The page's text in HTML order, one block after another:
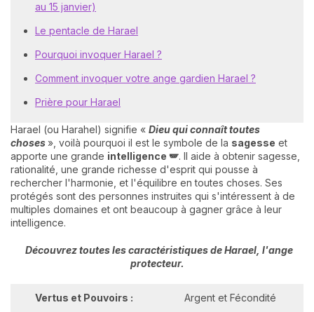
au 15 janvier)
Le pentacle de Harael
Pourquoi invoquer Harael ?
Comment invoquer votre ange gardien Harael ?
Prière pour Harael
Harael (ou Harahel) signifie « Dieu qui connaît toutes
choses», voilà pourquoi il est le symbole de la sagesse et
apporte une grande intelligence 🪽. Il aide à obtenir sagesse,
rationalité, une grande richesse d'esprit qui pousse à
rechercher l'harmonie, et l'équilibre en toutes choses. Ses
protégés sont des personnes instruites qui s'intéressent à de
multiples domaines et ont beaucoup à gagner grâce à leur
intelligence.
Découvrez toutes les caractéristiques de Harael, l'ange
protecteur.
Vertus et Pouvoirs : Argent et Fécondité